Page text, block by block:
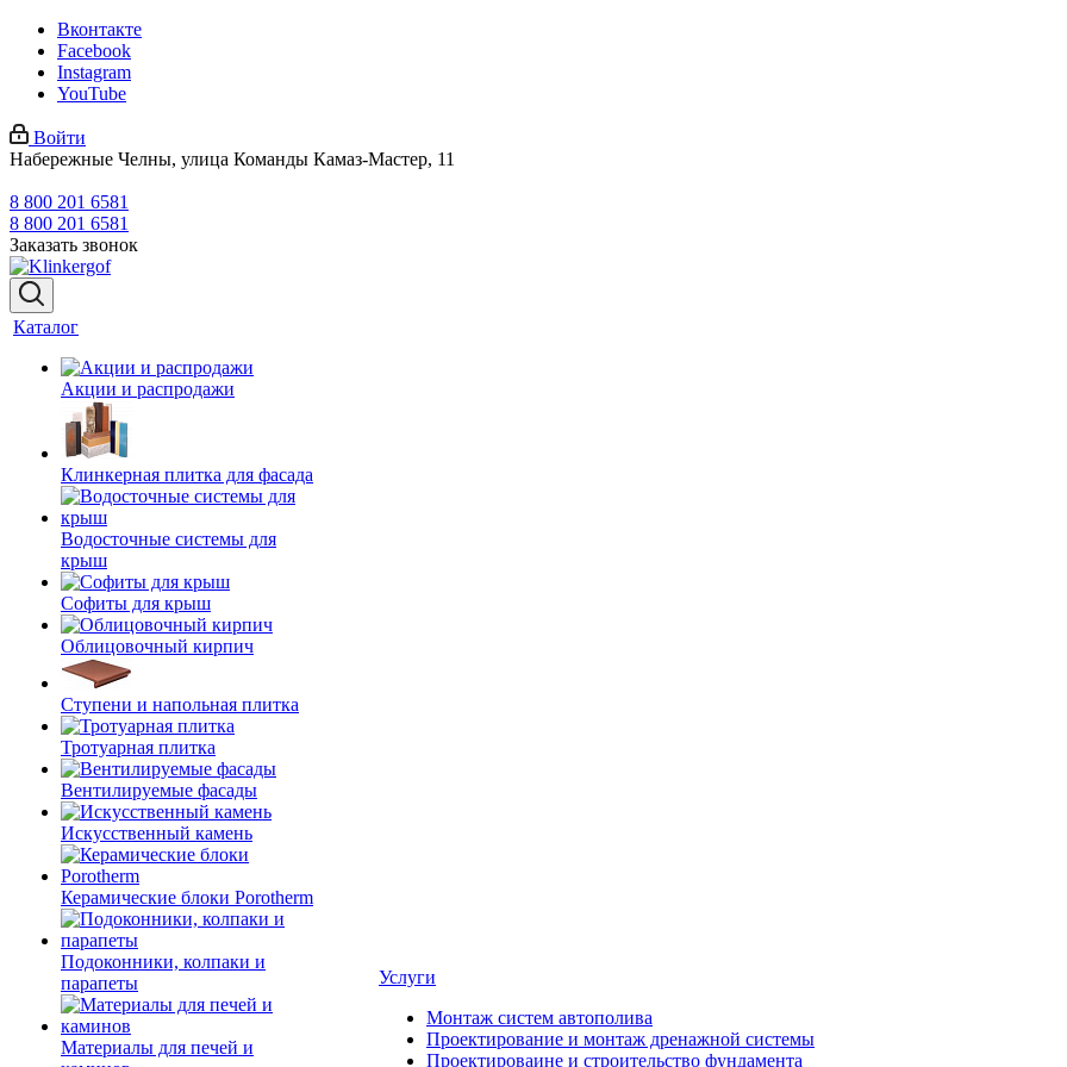
Вконтакте
Facebook
Instagram
YouTube
Войти
Набережные Челны, улица Команды Камаз-Мастер, 11
8 800 201 6581
8 800 201 6581
Заказать звонок
Каталог
Акции и распродажи
Клинкерная плитка для фасада
Водосточные системы для
крыш
Софиты для крыш
Облицовочный кирпич
Ступени и напольная плитка
Тротуарная плитка
Вентилируемые фасады
Искусственный камень
Керамические блоки Porotherm
Подоконники, колпаки и
парапеты
Материалы для печей и
Услуги
Монтаж систем автополива
Проектирование и монтаж дренажной системы
Проектироваине и строительство фундамента